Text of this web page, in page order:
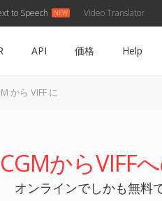
to Speech Video Translator
API 価格 Help
から VIFF に
CGMからVIFF
オンラインでしかも無料